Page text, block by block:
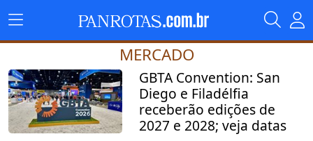
MERCADO
GBTA Convention: San
Diego e Filadélfia
receberão edições de
2027 e 2028; veja datas